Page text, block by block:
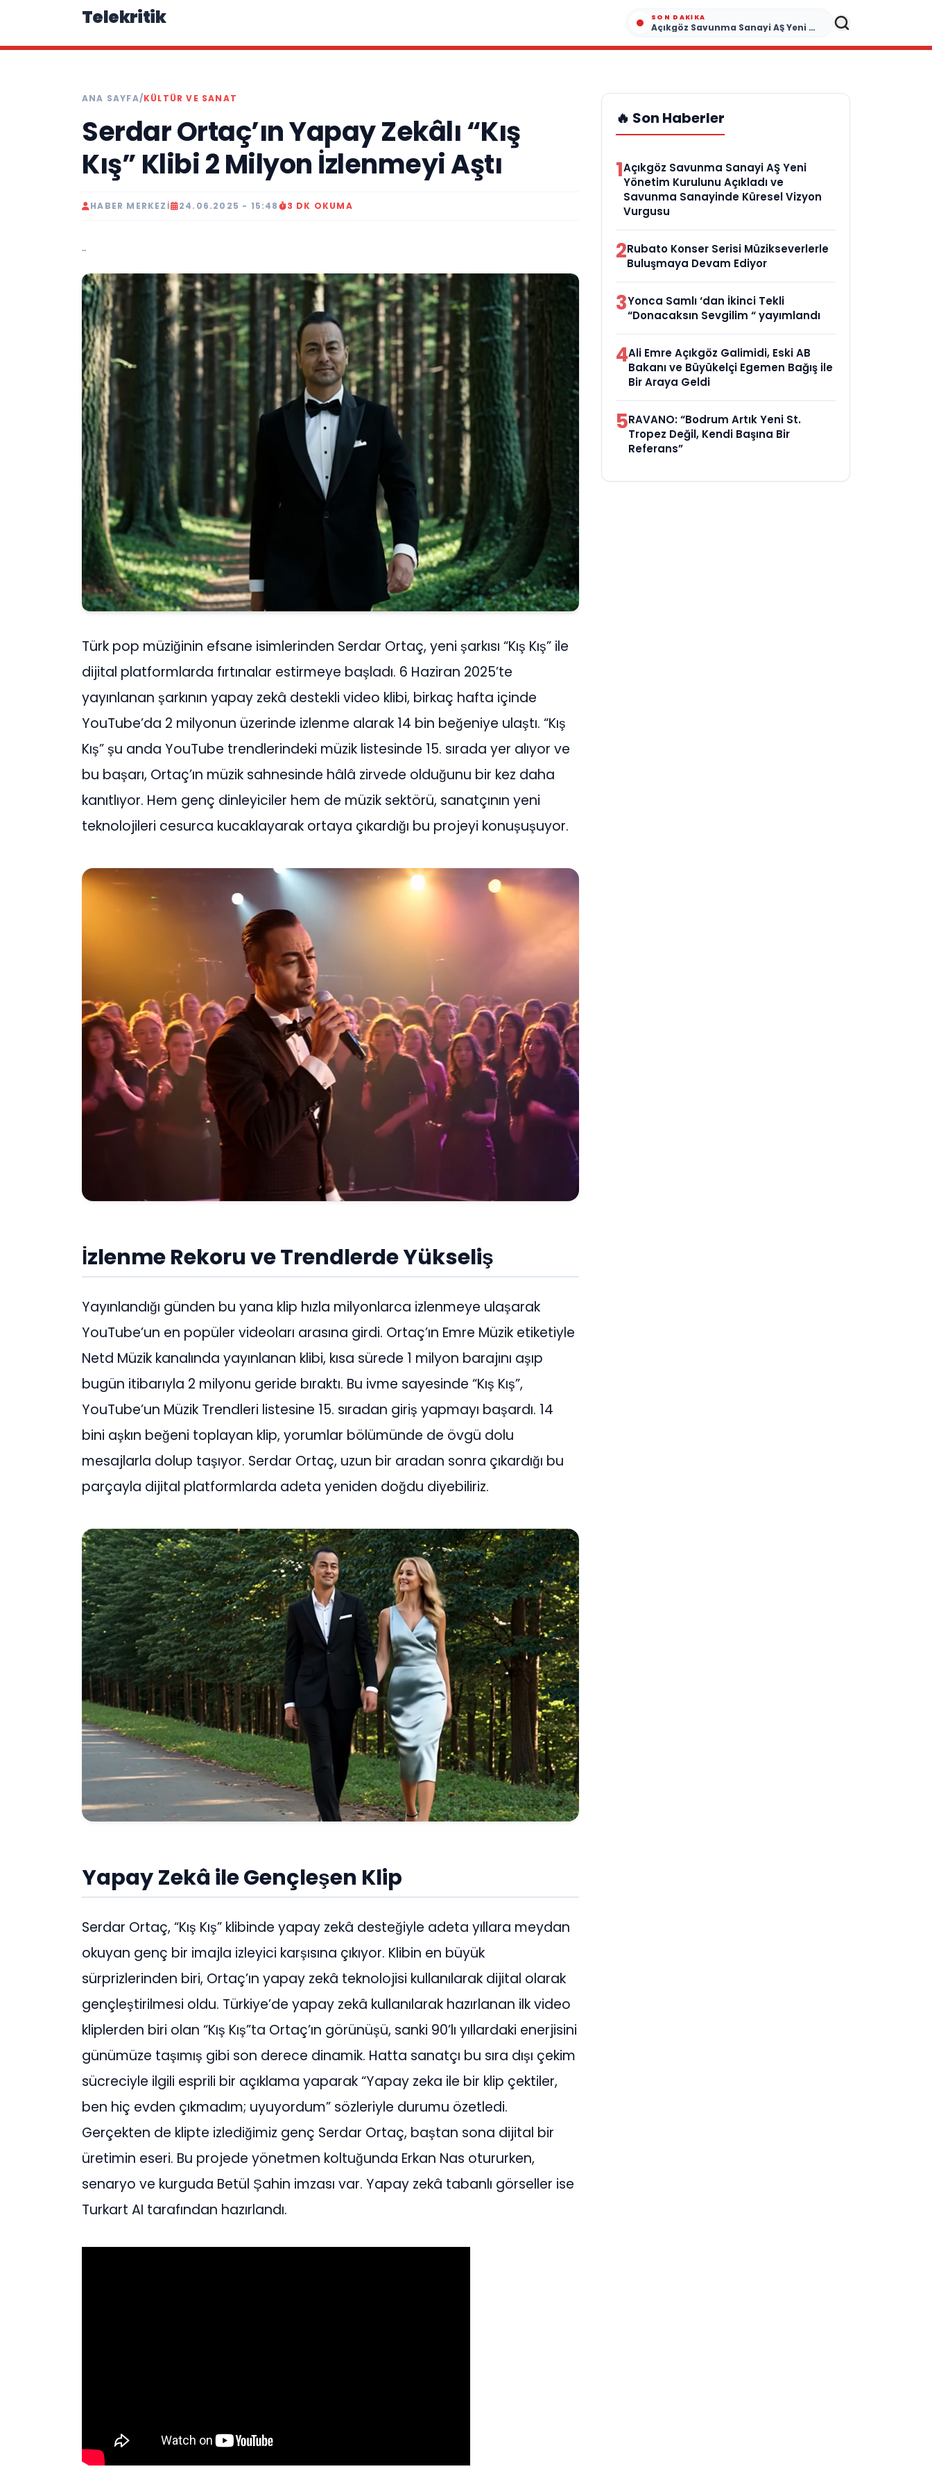
Telekritik SON DAKIKA
Açıkgöz Savunma Sanayi AŞ Yeni Yönetim Kurulunu Açıkladı ve Savunma Sanayinde Küresel Vizyon Vurgusu
ANA SAYFA/KÜLTÜR VE SANAT
Serdar Ortaç’ın Yapay Zekâlı “Kış
Kış” Klibi 2 Milyon İzlenmeyi Aştı
HABER MERKEZI 24.06.2025 - 15:48 3 DK OKUMA
..
Türk pop müziğinin efsane isimlerinden Serdar Ortaç, yeni şarkısı “Kış Kış” ile
dijital platformlarda fırtınalar estirmeye başladı. 6 Haziran 2025’te
yayınlanan şarkının yapay zekâ destekli video klibi, birkaç hafta içinde
YouTube’da 2 milyonun üzerinde izlenme alarak 14 bin beğeniye ulaştı. “Kış
Kış” şu anda YouTube trendlerindeki müzik listesinde 15. sırada yer alıyor ve
bu başarı, Ortaç’ın müzik sahnesinde hâlâ zirvede olduğunu bir kez daha
kanıtlıyor. Hem genç dinleyiciler hem de müzik sektörü, sanatçının yeni
teknolojileri cesurca kucaklayarak ortaya çıkardığı bu projeyi konuşuşuyor.
İzlenme Rekoru ve Trendlerde Yükseliş
Yayınlandığı günden bu yana klip hızla milyonlarca izlenmeye ulaşarak
YouTube’un en popüler videoları arasına girdi. Ortaç’ın Emre Müzik etiketiyle
Netd Müzik kanalında yayınlanan klibi, kısa sürede 1 milyon barajını aşıp
bugün itibarıyla 2 milyonu geride bıraktı. Bu ivme sayesinde “Kış Kış”,
YouTube’un Müzik Trendleri listesine 15. sıradan giriş yapmayı başardı. 14
bini aşkın beğeni toplayan klip, yorumlar bölümünde de övgü dolu
mesajlarla dolup taşıyor. Serdar Ortaç, uzun bir aradan sonra çıkardığı bu
parçayla dijital platformlarda adeta yeniden doğdu diyebiliriz.
Yapay Zekâ ile Gençleşen Klip
Serdar Ortaç, “Kış Kış” klibinde yapay zekâ desteğiyle adeta yıllara meydan
okuyan genç bir imajla izleyici karşısına çıkıyor. Klibin en büyük
sürprizlerinden biri, Ortaç’ın yapay zekâ teknolojisi kullanılarak dijital olarak
gençleştirilmesi oldu. Türkiye’de yapay zekâ kullanılarak hazırlanan ilk video
kliplerden biri olan “Kış Kış”ta Ortaç’ın görünüşü, sanki 90’lı yıllardaki enerjisini
günümüze taşımış gibi son derece dinamik. Hatta sanatçı bu sıra dışı çekim
sücreciyle ilgili esprili bir açıklama yaparak “Yapay zeka ile bir klip çektiler,
ben hiç evden çıkmadım; uyuyordum” sözleriyle durumu özetledi.
Gerçekten de klipte izlediğimiz genç Serdar Ortaç, baştan sona dijital bir
üretimin eseri. Bu projede yönetmen koltuğunda Erkan Nas otururken,
senaryo ve kurguda Betül Şahin imzası var. Yapay zekâ tabanlı görseller ise
Turkart AI tarafından hazırlandı.
🔥 Son Haberler
1Açıkgöz Savunma Sanayi AŞ Yeni
Yönetim Kurulunu Açıkladı ve
Savunma Sanayinde Küresel Vizyon
Vurgusu
2Rubato Konser Serisi Müzikseverlerle
Buluşmaya Devam Ediyor
3Yonca Samlı ‘dan İkinci Tekli
“Donacaksın Sevgilim “ yayımlandı
4Ali Emre Açıkgöz Galimidi, Eski AB
Bakanı ve Büyükelçi Egemen Bağış ile
Bir Araya Geldi
5RAVANO: “Bodrum Artık Yeni St.
Tropez Değil, Kendi Başına Bir
Referans”